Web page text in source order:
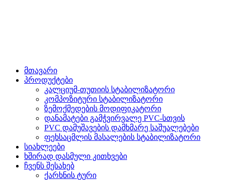
მთავარი
პროდუქტები
კალციუმ-თუთიის სტაბილიზატორი
კომპოზიტური სტაბილიზატორი
ზემოქმედების მოდიფიკატორი
დანამატები გამჭვირვალე PVC-სთვის
PVC დამუშავების დამხმარე საშუალებები
ფეხსაცმლის მასალების სტაბილიზატორი
სიახლეები
ხშირად დასმული კითხვები
ჩვენს შესახებ
ქარხნის ტური